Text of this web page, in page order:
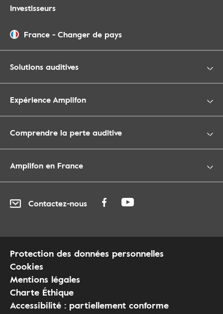
Investisseurs
France - Changer de pays
Solutions auditives
Expérience Amplifon
Comprendre la perte auditive
Amplifon en France
Contactez-nous
Protection des données personnelles
Cookies
Mentions légales
Charte Éthique
Accessibilité : partiellement conforme